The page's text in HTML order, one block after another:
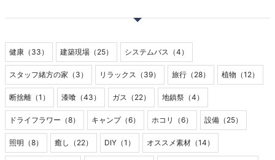
健康（33） 建築現場（25） システムバス（4）
スタッフ緒方の家（3） リラックス（39） 旅行（28） 植物（12）
断捨離（1） 漆喰（43） ガス（22） 地鎮祭（4）
ドライフラワー（8） キャンプ（6） ホコリ（6） 設備（25）
照明（8） 癒し（22） DIY（1） オススメ素材（14）